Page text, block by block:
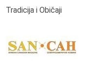
Tradicija i Običaji